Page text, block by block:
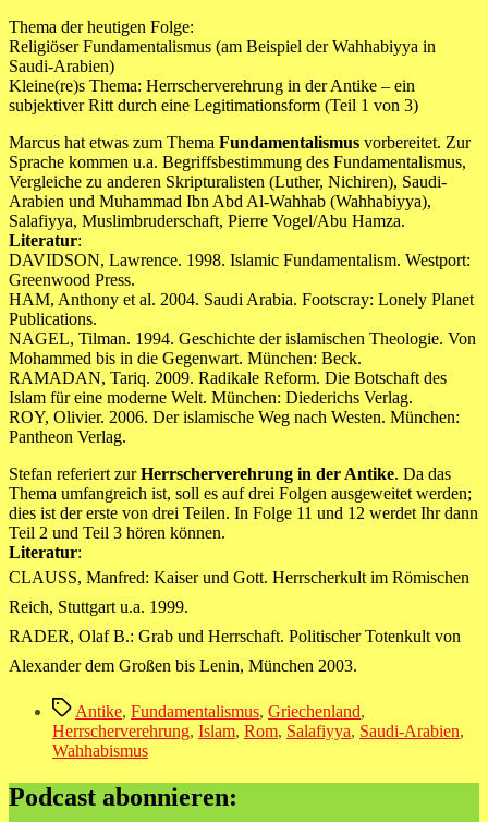
Thema der heutigen Folge:
Religiöser Fundamentalismus (am Beispiel der Wahhabiyya in
Saudi-Arabien)
Kleine(re)s Thema: Herrscherverehrung in der Antike – ein
subjektiver Ritt durch eine Legitimationsform (Teil 1 von 3)
Marcus hat etwas zum Thema Fundamentalismus vorbereitet. Zur
Sprache kommen u.a. Begriffsbestimmung des Fundamentalismus,
Vergleiche zu anderen Skripturalisten (Luther, Nichiren), Saudi-
Arabien und Muhammad Ibn Abd Al-Wahhab (Wahhabiyya),
Salafiyya, Muslimbruderschaft, Pierre Vogel/Abu Hamza.
Literatur:
DAVIDSON, Lawrence. 1998. Islamic Fundamentalism. Westport:
Greenwood Press.
HAM, Anthony et al. 2004. Saudi Arabia. Footscray: Lonely Planet
Publications.
NAGEL, Tilman. 1994. Geschichte der islamischen Theologie. Von
Mohammed bis in die Gegenwart. München: Beck.
RAMADAN, Tariq. 2009. Radikale Reform. Die Botschaft des
Islam für eine moderne Welt. München: Diederichs Verlag.
ROY, Olivier. 2006. Der islamische Weg nach Westen. München:
Pantheon Verlag.
Stefan referiert zurHerrscherverehrung in der Antike. Da das
Thema umfangreich ist, soll es auf drei Folgen ausgeweitet werden;
dies ist der erste von drei Teilen. In Folge 11 und 12 werdet Ihr dann
Teil 2 und Teil 3 hören können.
Literatur:
CLAUSS, Manfred: Kaiser und Gott. Herrscherkult im Römischen
Reich, Stuttgart u.a. 1999.
RADER, Olaf B.: Grab und Herrschaft. Politischer Totenkult von
Alexander dem Großen bis Lenin, München 2003.
Schlagwörter
Antike, Fundamentalismus, Griechenland,
Herrscherverehrung, Islam, Rom, Salafiyya, Saudi-Arabien,
Wahhabismus
Podcast abonnieren: